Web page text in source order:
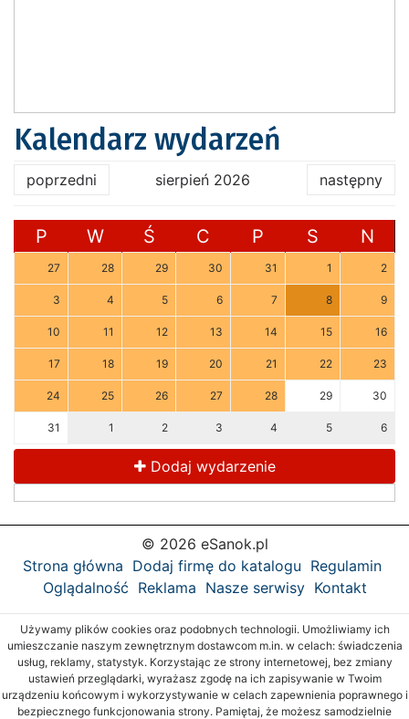
Kalendarz wydarzeń
poprzedni sierpień 2026 następny
P W Ś C P S N
27 28 29 30 31 1 2
3 4 5 6 7 8 9
10 11 12 13 14 15 16
17 18 19 20 21 22 23
24 25 26 27 28 29 30
31 1 2 3 4 5 6
Dodaj wydarzenie
© 2026 eSanok.pl
Strona główna Dodaj firmę do katalogu Regulamin
Oglądalność Reklama Nasze serwisy Kontakt
Używamy plików cookies oraz podobnych technologii. Umożliwiamy ich
umieszczanie naszym zewnętrznym dostawcom m.in. w celach: świadczenia
usług, reklamy, statystyk. Korzystając ze strony internetowej, bez zmiany
ustawień przeglądarki, wyrażasz zgodę na ich zapisywanie w Twoim
urządzeniu końcowym i wykorzystywanie w celach zapewnienia poprawnego i
bezpiecznego funkcjonowania strony. Pamiętaj, że możesz samodzielnie